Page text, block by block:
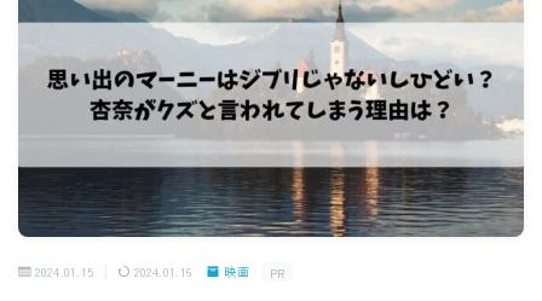
2024.01.15 2024.01.16 映画 PR